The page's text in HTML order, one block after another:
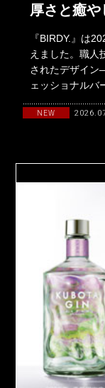
厚さと癒
『BIRDY.』は
えました。職人
されたデザイ
ェッショナルバ
NEW